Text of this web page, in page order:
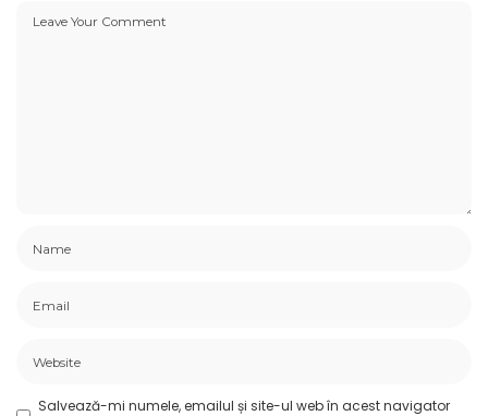
Salvează-mi numele, emailul și site-ul web în acest navigator